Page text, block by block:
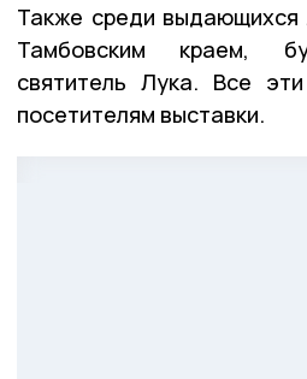
Также среди
Тамбовским краем,
святитель Лука. Все
посетителям выставки.